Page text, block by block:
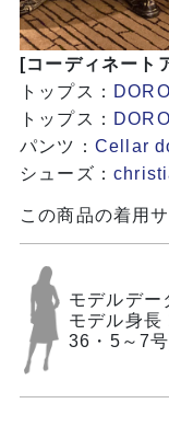
[コーディネート
トップス：
トップス：
パンツ： Cellar
シューズ：
この商品の着用
モデルデー
モデル身
36・5～7